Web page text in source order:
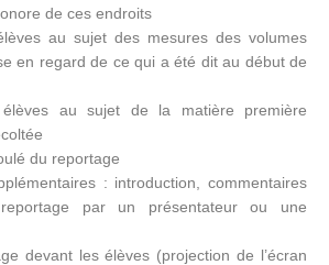
de ces endroits
au sujet des mesures des volumes
en regard de ce qui a été dit au début de
au sujet de la matière première
du reportage
: introduction, commentaires
par un présentateur ou une
devant les élèves (projection de l’écran